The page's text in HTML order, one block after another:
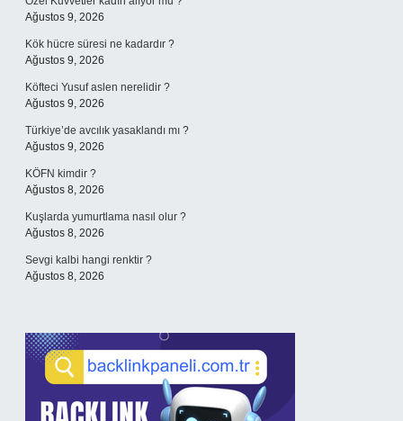
Ağustos 9, 2026
Kök hücre süresi ne kadardır ?
Ağustos 9, 2026
Köfteci Yusuf aslen nerelidir ?
Ağustos 9, 2026
Türkiye’de avcılık yasaklandı mı ?
Ağustos 9, 2026
KÖFN kimdir ?
Ağustos 8, 2026
Kuşlarda yumurtlama nasıl olur ?
Ağustos 8, 2026
Sevgi kalbi hangi renktir ?
Ağustos 8, 2026